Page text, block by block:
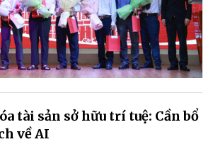
tài sản sở hữu trí tuệ: Cần bổ
về AI